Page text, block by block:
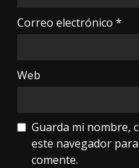
Correo electrónico *
Web
Guarda mi nombre,
este navegador
comente.